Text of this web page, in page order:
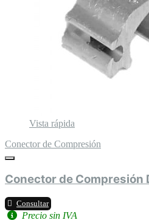
Vista rápida
Conector de Compresión
Conector de Compresión
Consultar
Precio sin IVA